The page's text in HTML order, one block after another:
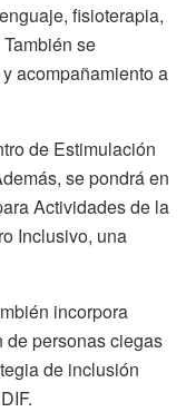
fisioterapia,
se
acompañamiento a
de Estimulación
se pondrá en
Actividades de la
Inclusivo, una
incorpora
personas ciegas
de inclusión